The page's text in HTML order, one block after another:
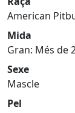
American
Mida
Gran: Més de
Sexe
Mascle
Pel